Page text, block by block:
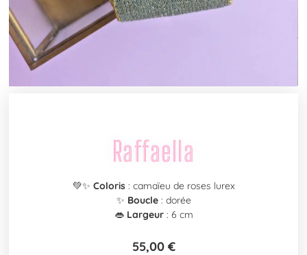
Raffaella
💚✨ Coloris: camaïeu de roses lurex
✨ Boucle: dorée
👄 Largeur: 6 cm
55,00 €